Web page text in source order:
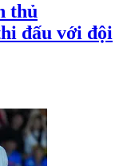
thủ
đấu với đội